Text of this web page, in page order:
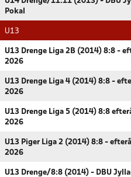
Pokal
U13
U13 Drenge Liga 2B (2014) 8:8 -
2026
U13 Drenge Liga 4 (2014) 8:8 -
2026
U13 Drenge Liga 5 (2014) 8:8
2026
U13 Piger Liga 2 (2014) 8:8 -
2026
U13 Drenge/8:8 (2014) - DBU